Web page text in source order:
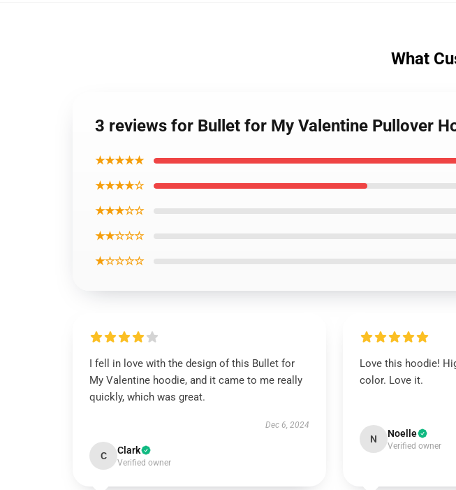
What
3 reviews for Bullet for My Valentine Pullover
★★★★★
★★★★☆
★★★☆☆
★★☆☆☆
★☆☆☆☆
I fell in love with the design of this Bullet for
My Valentine hoodie, and it came to me really
quickly, which was great.
Dec 6, 2024
C Clark
Verified owner
Love this hoodie!
color. Love it.
N Noelle
Verified owner